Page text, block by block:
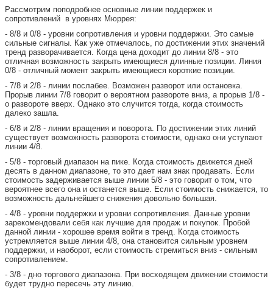
Рассмотрим поподробнее основные линии поддержек и
сопротивлений в уровнях Мюррея:
- 8/8 и 0/8 - уровни сопротивления и уровни поддержки. Это самые
сильные сигналы. Как уже отмечалось, по достижении этих значений
тренд разворачивается. Когда цена доходит до линии 8/8 - это
отличная возможность закрыть имеющиеся длинные позиции. Линия
0/8 - отличный момент закрыть имеющиеся короткие позиции.
- 7/8 и 2/8 - линии послабее. Возможен разворот или остановка.
Прорыв линии 7/8 говорит о вероятном развороте вниз, а прорыв 1/8 -
о развороте вверх. Однако это случится тогда, когда стоимость
далеко зашла.
- 6/8 и 2/8 - линии вращения и поворота. По достижении этих линий
существует возможность разворота стоимости, однако они уступают
линии 4/8.
- 5/8 - торговый диапазон на пике. Когда стоимость движется дней
десять в данном диапазоне, то это дает нам знак продавать. Если
стоимость задерживается выше линии 5/8 - это говорит о том, что
вероятнее всего она и останется выше. Если стоимость снижается, то
возможность дальнейшего снижения довольно большая.
- 4/8 - уровни поддержки и уровни сопротивления. Данные уровни
зарекомендовали себя как лучшие для продаж и покупок. Пробой
данной линии - хорошее время войти в тренд. Когда стоимость
устремляется выше линии 4/8, она становится сильным уровнем
поддержки, и наоборот, если стоимость стремиться вниз - сильным
сопротивлением.
- 3/8 - дно торгового диапазона. При восходящем движении стоимости
будет трудно пересечь эту линию.